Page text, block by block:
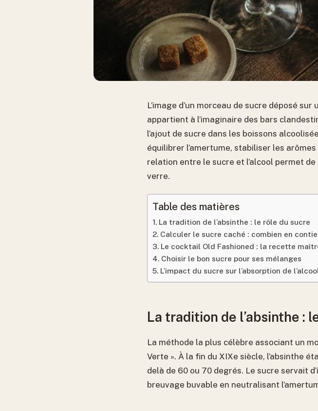
L’image d’un morceau de sucre déposé
appartient à l’imaginaire des bars
l’ajout de sucre dans les boissons
équilibrer l’amertume, stabiliser les
relation entre le sucre et l’alcool permet
verre.
Table des matières
La tradition de l’absinthe : le rôle du sucre
Calculer le sucre caché : combien en
Le cocktail Old Fashioned : la recette
Choisir le bon sucre pour ses mélanges
L’impact du sucre sur l’absorption de
La tradition de l’absinthe :
La méthode la plus célèbre associant un
Verte ». À la fin du XIXe siècle, l’absinthe
delà de 60 ou 70 degrés. Le sucre servait
breuvage buvable en neutralisant